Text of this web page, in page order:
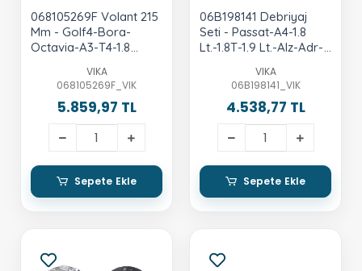
068105269F Volant 215
Mm - Golf4-Bora-
Octavia-A3-T4-1.8
VIKA
068105269F_VIK
5.859,97 TL
Sepete Ekle
06B198141 Debriyaj
Seti - Passat-A4-1.8
Lt.-1.8T-1.9 Lt.-Alz-Adr-
VIKA
06B198141_VIK
4.538,77 TL
Sepete Ekle